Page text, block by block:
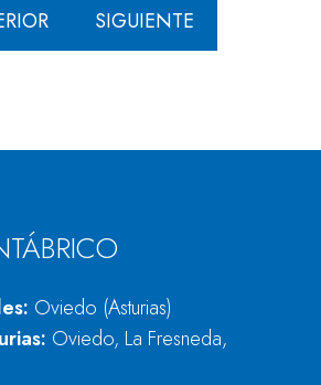
SIGUIENTE
Oviedo (Asturias)
Oviedo, La Fresneda,